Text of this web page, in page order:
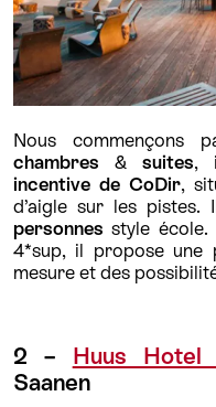
Nous
chambres &suites,
incentive de CoDir,
d’aigle sur les pistes.
personnesstyle école.
4*sup, il propose une
mesure et des
2 – Huus Hotel
Saanen